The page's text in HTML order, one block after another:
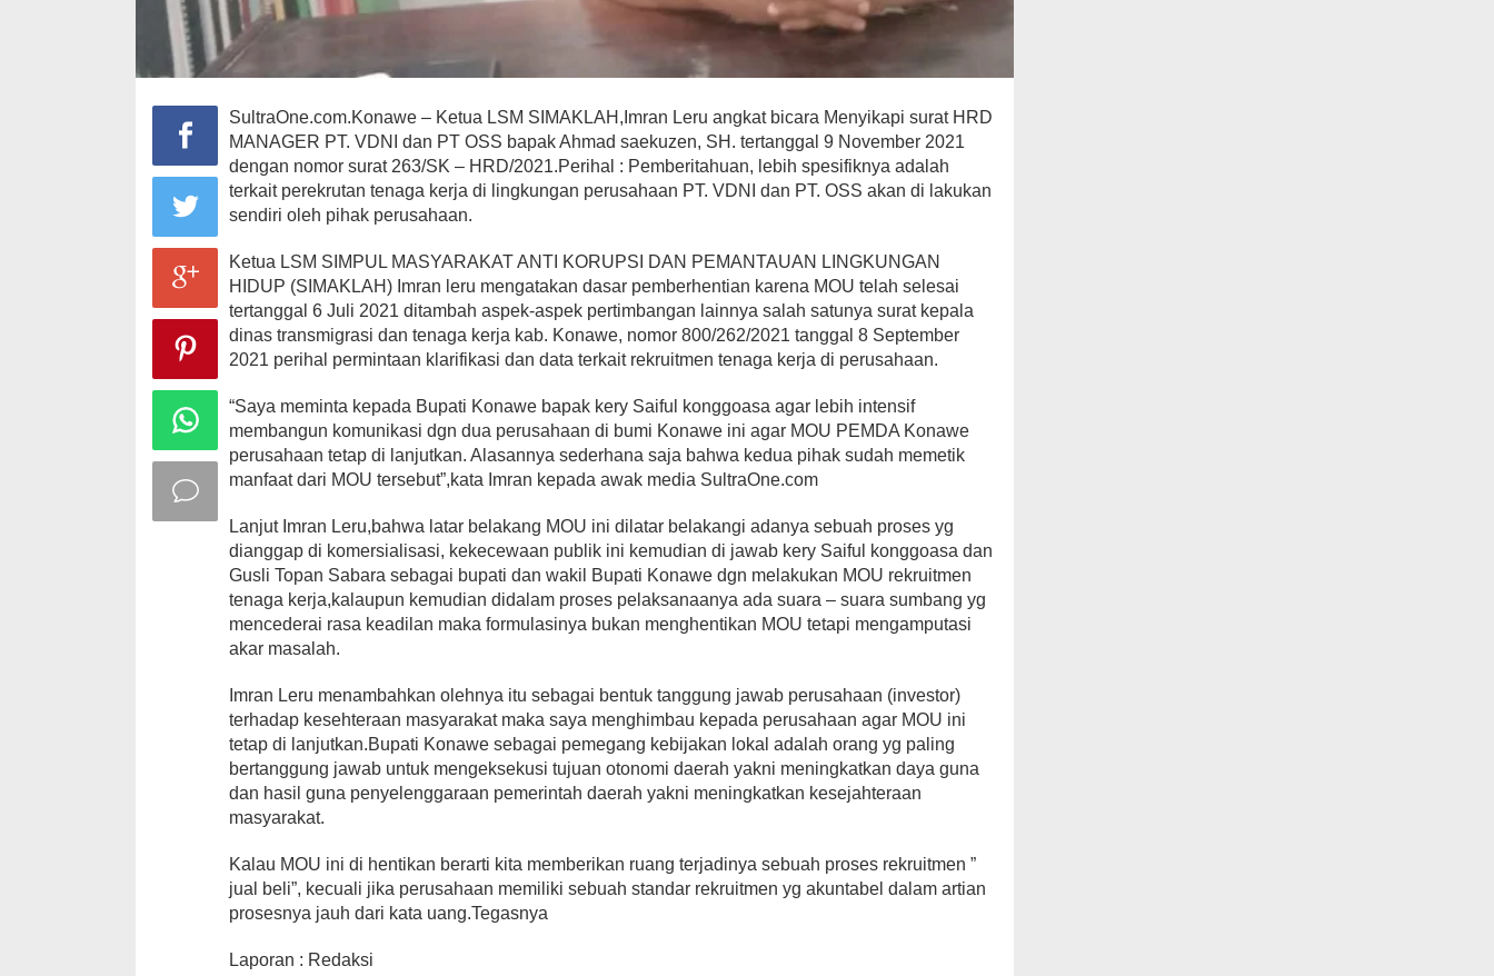
SultraOne.com.Konawe – Ketua LSM SIMAKLAH,Imran Leru angkat bicara Menyikapi surat HRD
MANAGER PT. VDNI dan PT OSS bapak Ahmad saekuzen, SH. tertanggal 9 November 2021
dengan nomor surat 263/SK – HRD/2021.Perihal : Pemberitahuan, lebih spesifiknya adalah
terkait perekrutan tenaga kerja di lingkungan perusahaan PT. VDNI dan PT. OSS akan di lakukan
sendiri oleh pihak perusahaan.
Ketua LSM SIMPUL MASYARAKAT ANTI KORUPSI DAN PEMANTAUAN LINGKUNGAN
HIDUP (SIMAKLAH) Imran leru mengatakan dasar pemberhentian karena MOU telah selesai
tertanggal 6 Juli 2021 ditambah aspek-aspek pertimbangan lainnya salah satunya surat kepala
dinas transmigrasi dan tenaga kerja kab. Konawe, nomor 800/262/2021 tanggal 8 September
2021 perihal permintaan klarifikasi dan data terkait rekruitmen tenaga kerja di perusahaan.
“Saya meminta kepada Bupati Konawe bapak kery Saiful konggoasa agar lebih intensif
membangun komunikasi dgn dua perusahaan di bumi Konawe ini agar MOU PEMDA Konawe
perusahaan tetap di lanjutkan. Alasannya sederhana saja bahwa kedua pihak sudah memetik
manfaat dari MOU tersebut”,kata Imran kepada awak media SultraOne.com
Lanjut Imran Leru,bahwa latar belakang MOU ini dilatar belakangi adanya sebuah proses yg
dianggap di komersialisasi, kekecewaan publik ini kemudian di jawab kery Saiful konggoasa dan
Gusli Topan Sabara sebagai bupati dan wakil Bupati Konawe dgn melakukan MOU rekruitmen
tenaga kerja,kalaupun kemudian didalam proses pelaksanaanya ada suara – suara sumbang yg
mencederai rasa keadilan maka formulasinya bukan menghentikan MOU tetapi mengamputasi
akar masalah.
Imran Leru menambahkan olehnya itu sebagai bentuk tanggung jawab perusahaan (investor)
terhadap kesehteraan masyarakat maka saya menghimbau kepada perusahaan agar MOU ini
tetap di lanjutkan.Bupati Konawe sebagai pemegang kebijakan lokal adalah orang yg paling
bertanggung jawab untuk mengeksekusi tujuan otonomi daerah yakni meningkatkan daya guna
dan hasil guna penyelenggaraan pemerintah daerah yakni meningkatkan kesejahteraan
masyarakat.
Kalau MOU ini di hentikan berarti kita memberikan ruang terjadinya sebuah proses rekruitmen ”
jual beli”, kecuali jika perusahaan memiliki sebuah standar rekruitmen yg akuntabel dalam artian
prosesnya jauh dari kata uang.Tegasnya
Laporan : Redaksi